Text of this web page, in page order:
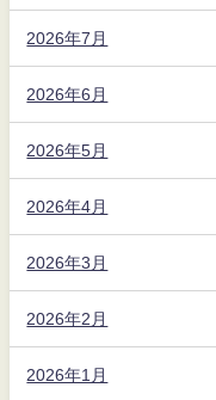
2026年7月
2026年6月
2026年5月
2026年4月
2026年3月
2026年2月
2026年1月